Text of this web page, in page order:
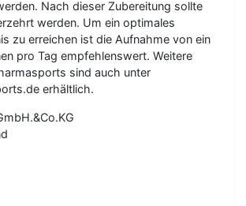
Nach dieser Zubereitung sollte
werden. Um ein optimales
zu erreichen ist die Aufnahme von ein
pro Tag empfehlenswert. Weitere
sind auch unter
erhältlich.